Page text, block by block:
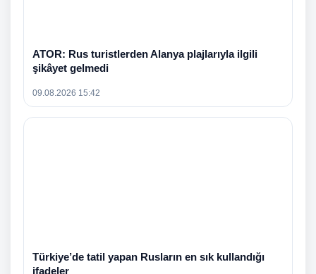
ATOR: Rus turistlerden Alanya plajlarıyla ilgili
şikâyet gelmedi
09.08.2026 15:42
Türkiye’de tatil yapan Rusların en sık kullandığı
ifadeler